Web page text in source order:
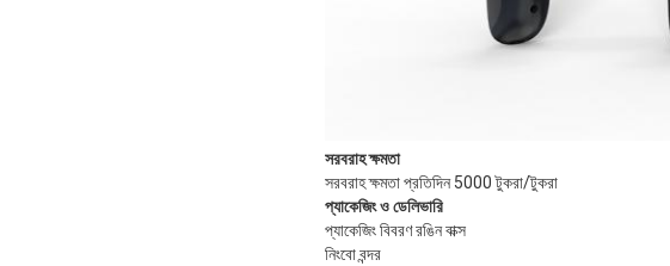
সরবরাহ ক্ষমতা
সরবরাহ ক্ষমতা প্রতিদিন 5000 টুকরা/টুকরা
প্যাকেজিং ও ডেলিভারি
প্যাকেজিং বিবরণ রঙিন বাক্স
নিংবো বন্দর